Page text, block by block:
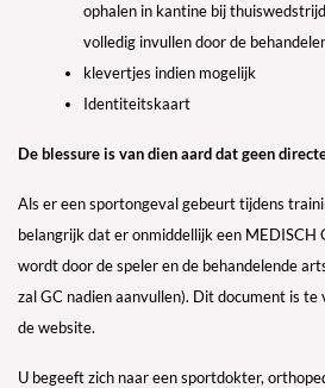
ophalen in kantine bij
volledig invullen door de
klevertjes indien mogelijk
Identiteitskaart
De blessure is van dien aard dat geen
Als er een sportongeval gebeurt tijdens
belangrijk dat er onmiddellijk een MEDISCH
wordt door de speler en de behandelende
zal GC nadien aanvullen). Dit document is te
de website.
U begeeft zich naar een sportdokter,